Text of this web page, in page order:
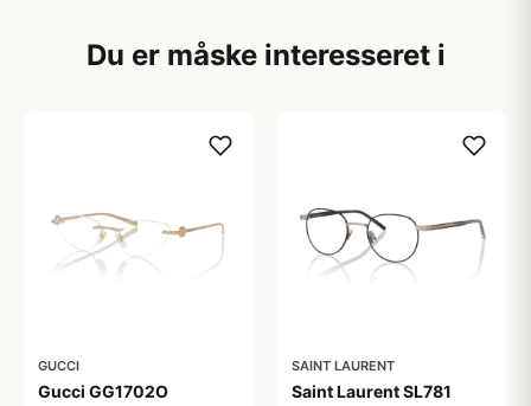
Du er måske interesseret i
GUCCI
Gucci GG1702O
SAINT LAURENT
Saint Laurent SL781